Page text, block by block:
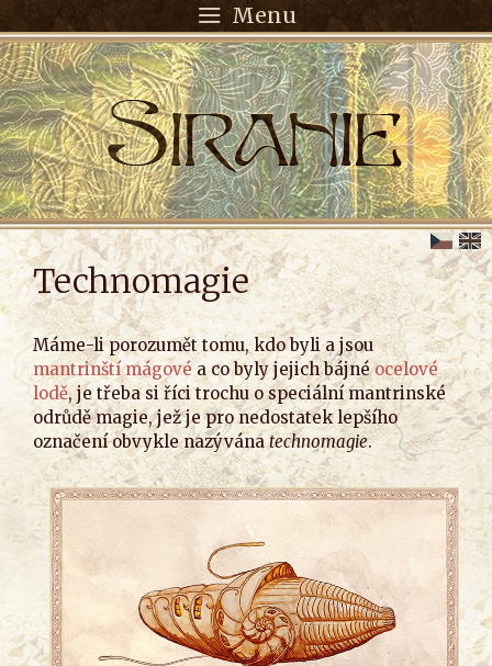
Menu
Technomagie
Máme-li porozumět tomu, kdo byli a jsou
mantrinští mágovéa co byly jejich bájnéocelové
lodě, je třeba si říci trochu o speciální mantrinské
odrůdě magie, jež je pro nedostatek lepšího
označení obvykle nazývánatechnomagie.